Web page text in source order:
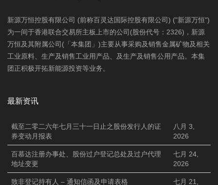
新源万恒控股有限公司 (前称百灵达国际控股有限公司) ("新源万恒")
为一间于香港联合交易所主板上市的公司(股份代号：2326)，新源
万恒及其附属公司(「本集团」)主要从事采购及销售金属矿物及相关
工业原料、生产及销售工业用产品、及生产及销售公用产品。本集
团正积极开拓新能源投资等业务。
最新资讯
截至二零二六年七月三十一日止之股份发行人的证
券变动月报表
八月 3,
2026
百慕达注册办事处、股份过户登记总处及过户代理
地址变更
七月 24,
2026
致非登记持有人 – 通知信函及申请表格 七月 21,